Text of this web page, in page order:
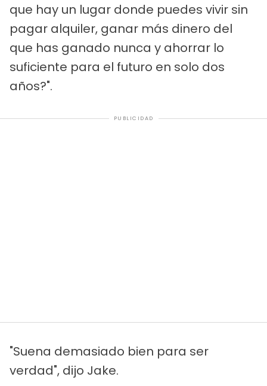
que hay un lugar donde puedes vivir sin
pagar alquiler, ganar más dinero del
que has ganado nunca y ahorrar lo
suficiente para el futuro en solo dos
años?".
PUBLICIDAD
"Suena demasiado bien para ser
verdad", dijo Jake.